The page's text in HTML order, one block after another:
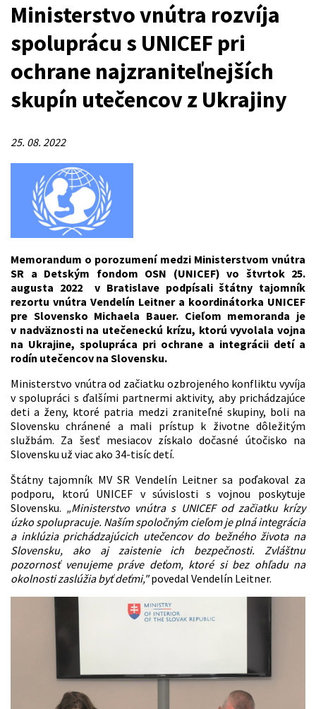
Ministerstvo vnútra rozvíja
spoluprácu s UNICEF pri
ochrane najzraniteľnejších
skupín utečencov z Ukrajiny
25. 08. 2022
Memorandum o porozumení medzi Ministerstvom vnútra
SR a Detským fondom OSN (UNICEF) vo štvrtok 25.
augusta 2022 v Bratislave podpísali štátny tajomník
rezortu vnútra Vendelín Leitner a koordinátorka UNICEF
pre Slovensko Michaela Bauer. Cieľom memoranda je
v nadväznosti na utečeneckú krízu, ktorú vyvolala vojna
na Ukrajine, spolupráca pri ochrane a integrácii detí a
rodín utečencov na Slovensku.
Ministerstvo vnútra od začiatku ozbrojeného konfliktu vyvíja
v spolupráci s ďalšími partnermi aktivity, aby prichádzajúce
deti a ženy, ktoré patria medzi zraniteľné skupiny, boli na
Slovensku chránené a mali prístup k životne dôležitým
službám. Za šesť mesiacov získalo dočasné útočisko na
Slovensku už viac ako 34-tisíc detí.
Štátny tajomník MV SR Vendelín Leitner sa poďakoval za
podporu, ktorú UNICEF v súvislosti s vojnou poskytuje
Slovensku. „Ministerstvo vnútra s UNICEF od začiatku krízy
úzko spolupracuje. Naším spoločným cieľom je plná integrácia
a inklúzia prichádzajúcich utečencov do bežného života na
Slovensku, ako aj zaistenie ich bezpečnosti. Zvláštnu
pozornosť venujeme práve deťom, ktoré si bez ohľadu na
okolnosti zaslúžia byť deťmi,"povedal Vendelín Leitner.